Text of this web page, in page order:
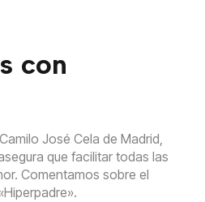
volumen.
con
José Cela de Madrid,
que facilitar todas las
Comentamos sobre el